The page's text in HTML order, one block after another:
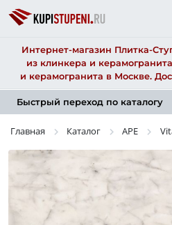
Интернет-магазин Плитка-
из клинкера и
и керамогранита в Москве.
Быстрый переход по каталогу
Главная Каталог APE